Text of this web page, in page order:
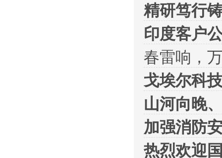
精研笃行
印度客户
春雷响，
戈埃尔科
山河向晚
加强消防
热烈欢迎